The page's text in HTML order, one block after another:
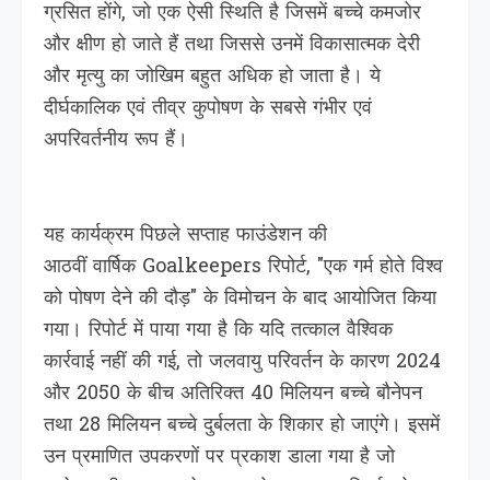
ग्रसित होंगे, जो एक ऐसी स्थिति है जिसमें बच्चे कमजोर
और क्षीण हो जाते हैं तथा जिससे उनमें विकासात्मक देरी
और मृत्यु का जोखिम बहुत अधिक हो जाता है। ये
दीर्घकालिक एवं तीव्र कुपोषण के सबसे गंभीर एवं
अपरिवर्तनीय रूप हैं।
यह कार्यक्रम पिछले सप्ताह फाउंडेशन की
आठवीं वार्षिक Goalkeepers रिपोर्ट, "एक गर्म होते विश्व
को पोषण देने की दौड़" के विमोचन के बाद आयोजित किया
गया। रिपोर्ट में पाया गया है कि यदि तत्काल वैश्विक
कार्रवाई नहीं की गई, तो जलवायु परिवर्तन के कारण 2024
और 2050 के बीच अतिरिक्त 40 मिलियन बच्चे बौनेपन
तथा 28 मिलियन बच्चे दुर्बलता के शिकार हो जाएंगे। इसमें
उन प्रमाणित उपकरणों पर प्रकाश डाला गया है जो